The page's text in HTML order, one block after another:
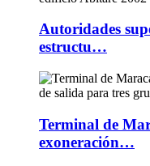
Autoridades
estructu…
Terminal de
exoneración…